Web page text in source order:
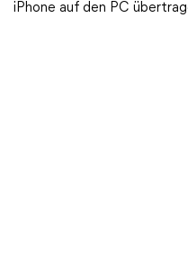
iPhone auf den PC